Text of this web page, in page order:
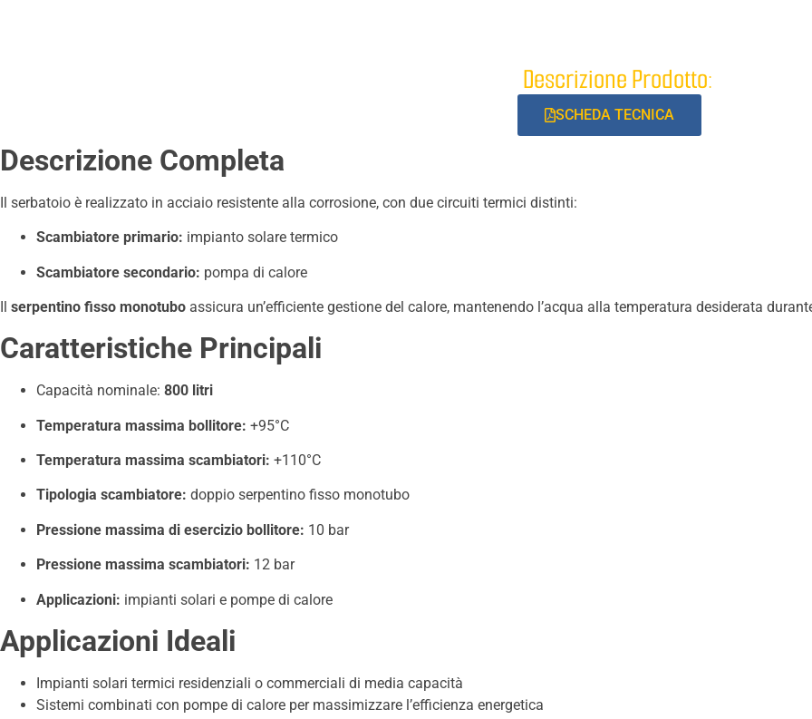
Descrizione Prodotto:
SCHEDA TECNICA
Descrizione Completa
Il serbatoio è realizzato in acciaio resistente alla corrosione, con due circuiti termici distinti:
Scambiatore primario: impianto solare termico
Scambiatore secondario: pompa di calore
Il serpentino fisso monotubo assicura un’efficiente gestione del calore, mantenendo l’acqua alla temperatura desiderata
Caratteristiche Principali
Capacità nominale: 800 litri
Temperatura massima bollitore: +95°C
Temperatura massima scambiatori: +110°C
Tipologia scambiatore: doppio serpentino fisso monotubo
Pressione massima di esercizio bollitore: 10 bar
Pressione massima scambiatori: 12 bar
Applicazioni: impianti solari e pompe di calore
Applicazioni Ideali
Impianti solari termici residenziali o commerciali di media capacità
Sistemi combinati con pompe di calore per massimizzare l’efficienza energetica